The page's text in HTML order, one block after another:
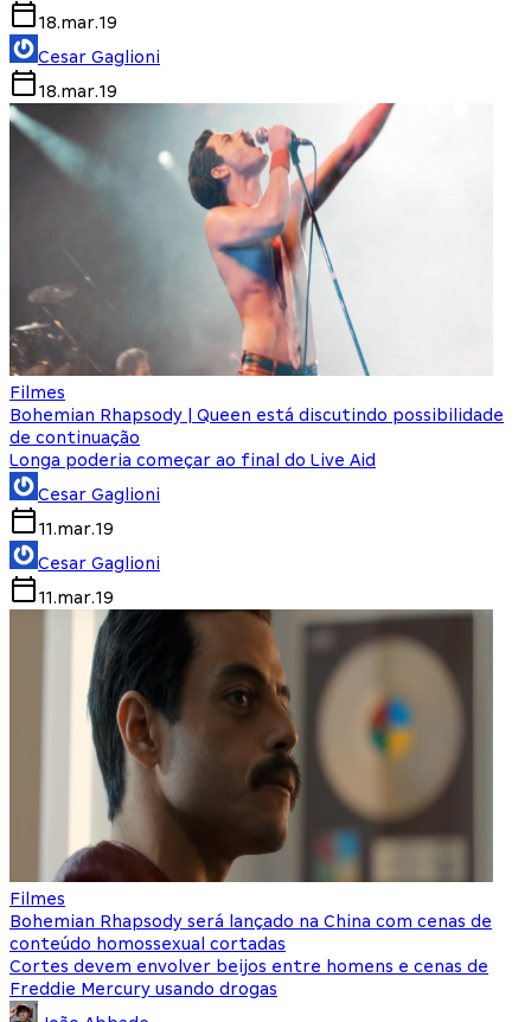
18.mar.19
Cesar Gaglioni
18.mar.19
Filmes
Bohemian Rhapsody | Queen está discutindo possibilidade
de continuação
Longa poderia começar ao final do Live Aid
Cesar Gaglioni
11.mar.19
Cesar Gaglioni
11.mar.19
Filmes
Bohemian Rhapsody será lançado na China com cenas de
conteúdo homossexual cortadas
Cortes devem envolver beijos entre homens e cenas de
Freddie Mercury usando drogas